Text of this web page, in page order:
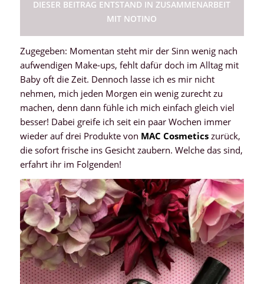
DIESER BEITRAG ENTSTAND IN ZUSAMMENARBEIT
MIT NOTINO
Zugegeben: Momentan steht mir der Sinn wenig nach
aufwendigen Make-ups, fehlt dafür doch im Alltag mit
Baby oft die Zeit. Dennoch lasse ich es mir nicht
nehmen, mich jeden Morgen ein wenig zurecht zu
machen, denn dann fühle ich mich einfach gleich viel
besser! Dabei greife ich seit ein paar Wochen immer
wieder auf drei Produkte von MAC Cosmeticszurück,
die sofort frische ins Gesicht zaubern. Welche das sind,
erfahrt ihr im Folgenden!